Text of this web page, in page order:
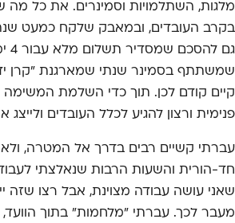
מלגות, השתלמויות וסמינרים. את כל מה
בקרב העובדים, ובמאבק שלקח כמעט
שמשתתף בסמינר שנתי שמארגנת "קרן
קיים קודם לכן. תוך כדי השלמת המשימה
פנימית ורצון להגיע לכלל העובדים ולייצג
עברתי קשיים רבים בדרך אל המטרה,
חד-הורית והשעות הרבות שנאלצתי
שאני עושה עבודה מצוינת, אבל רצו שזה
מעבר לכך. עברתי "מלחמות" בתוך הוועד,